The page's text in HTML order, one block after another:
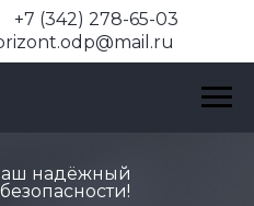
+7 (342) 278-65-03
надёжный